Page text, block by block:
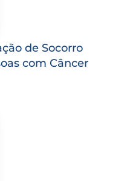
de Socorro
com Câncer